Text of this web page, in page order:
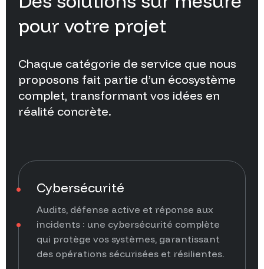
pour votre projet
proposons fait partie d’un écosystème
complet, transformant vos idées en
réalité concrète.
Cybersécurité
incidents : une cybersécurité complète
qui protège vos systèmes, garantissant
des opérations sécurisées et résilientes.